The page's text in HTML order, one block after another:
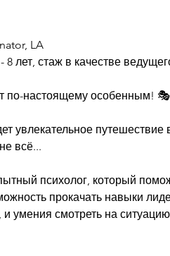
LA
стаж в качестве
по-настоящему особенным! 🎭
увлекательное
всё...
психолог, который
прокачать навыки
умения смотреть на